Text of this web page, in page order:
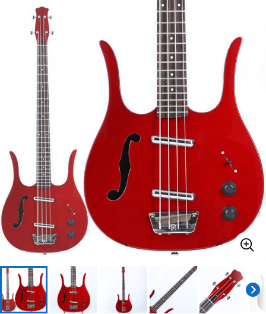
ベース ウクレレ
パーカッション
電子ピアノ
管楽器 その他楽器
アンプ エフェクター
DJ機器
DTM オンライン納品 レコーディング機器